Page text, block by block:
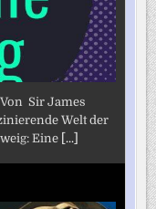
Sir James
Welt der
Eine [...]